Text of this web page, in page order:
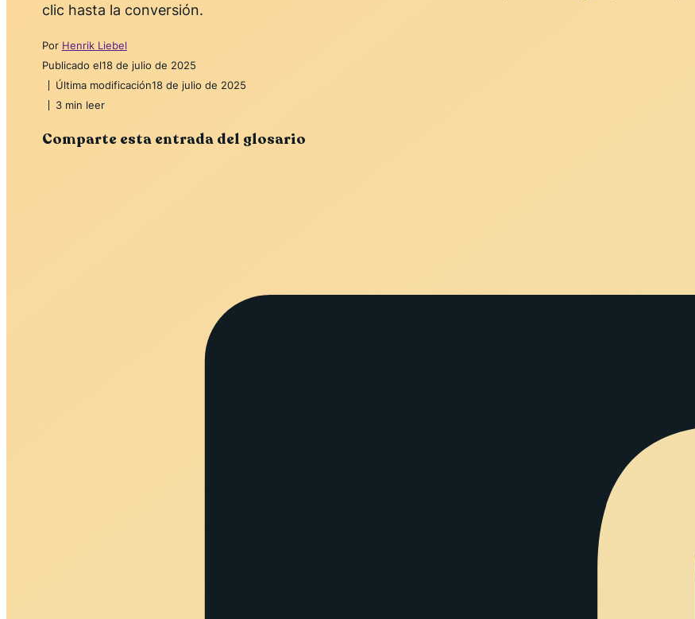
clic hasta la conversión.
Por Henrik Liebel
Publicado el18 de julio de 2025
Última modificación18 de julio de 2025
3 min leer
Comparte esta entrada del glosario